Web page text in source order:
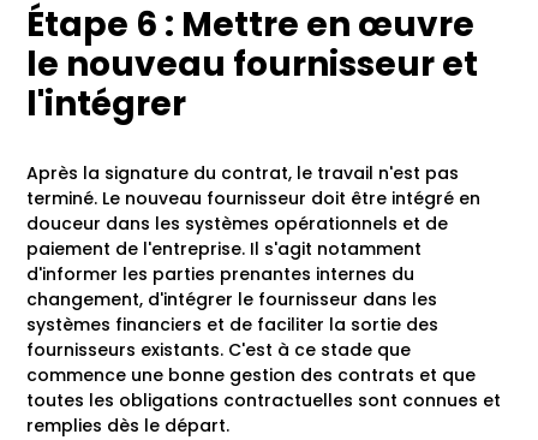
Étape 6 : Mettre en œuvre
le nouveau fournisseur et
l'intégrer
Après la signature du contrat, le travail n'est pas
terminé. Le nouveau fournisseur doit être intégré en
douceur dans les systèmes opérationnels et de
paiement de l'entreprise. Il s'agit notamment
d'informer les parties prenantes internes du
changement, d'intégrer le fournisseur dans les
systèmes financiers et de faciliter la sortie des
fournisseurs existants. C'est à ce stade que
commence une bonne gestion des contrats et que
toutes les obligations contractuelles sont connues et
remplies dès le départ.